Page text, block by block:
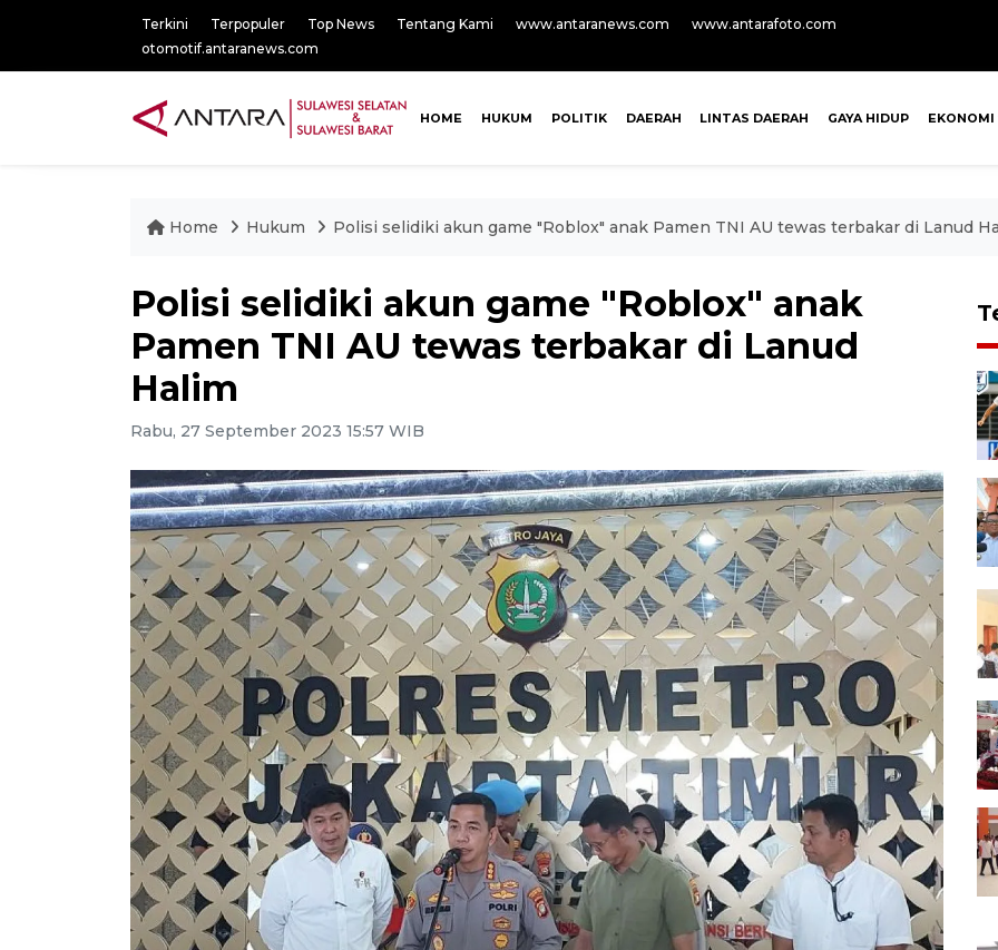
Terkini Terpopuler Top News Tentang Kami www.antaranews.com
www.antarafoto.com
otomotif.antaranews.com
HOME HUKUM POLITIK DAERAH LINTAS DAERAH GAYA HIDUP EKONOMI
Home Hukum Polisi selidiki akun game "Roblox" anak Pamen TNI AU tewas terbakar di Lanud
Polisi selidiki akun game "Roblox" anak
Pamen TNI AU tewas terbakar di Lanud
Halim
Rabu, 27 September 2023 15:57 WIB